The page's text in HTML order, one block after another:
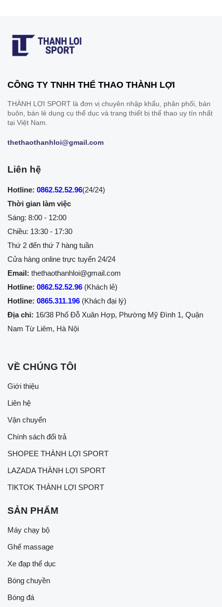
CÔNG TY TNHH THỂ THAO THÀNH LỢI
THÀNH LỢI SPORT là đơn vị chuyên nhập khẩu, phân phối, bán
buôn, bán lẻ dụng cụ thể dục và trang thiết bị thể thao uy tín nhất
tại Việt Nam.
thethaothanhloi@gmail.com
Liên hệ
Hotline: 0862.52.52.96(24/24)
Thời gian làm việc
Sáng: 8:00 - 12:00
Chiều: 13:30 - 17:30
Thứ 2 đến thứ 7 hàng tuần
Cửa hàng online trực tuyến 24/24
Email: thethaothanhloi@gmail.com
Hotline: 0862.52.52.96 (Khách lẻ)
Hotline: 0865.311.196 (Khách đại lý)
Địa chỉ: 16/38 Phố Đỗ Xuân Hợp, Phường Mỹ Đình 1, Quận
Nam Từ Liêm, Hà Nội
VỀ CHÚNG TÔI
Giới thiệu
Liên hệ
Vận chuyển
Chính sách đổi trả
SHOPEE THÀNH LỢI SPORT
LAZADA THÀNH LỢI SPORT
TIKTOK THÀNH LỢI SPORT
SẢN PHẨM
Máy chạy bộ
Ghế massage
Xe đạp thể dục
Bóng chuyền
Bóng đá